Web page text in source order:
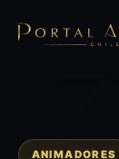
ANIMADORES